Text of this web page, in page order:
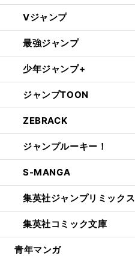
Vジャンプ
最強ジャンプ
少年ジャンプ+
ジャンプTOON
ZEBRACK
ジャンプルーキー！
S-MANGA
集英社ジャンプリミックス
集英社コミック文庫
青年マンガ